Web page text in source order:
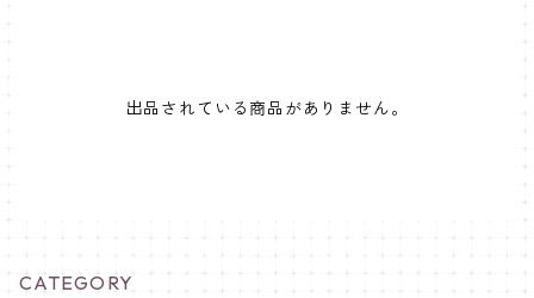
出品されている商品がありません。
CATEGORY